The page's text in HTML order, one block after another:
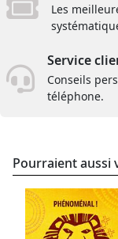
Les
Service
Conseils
téléphone.
Pourraient aussi